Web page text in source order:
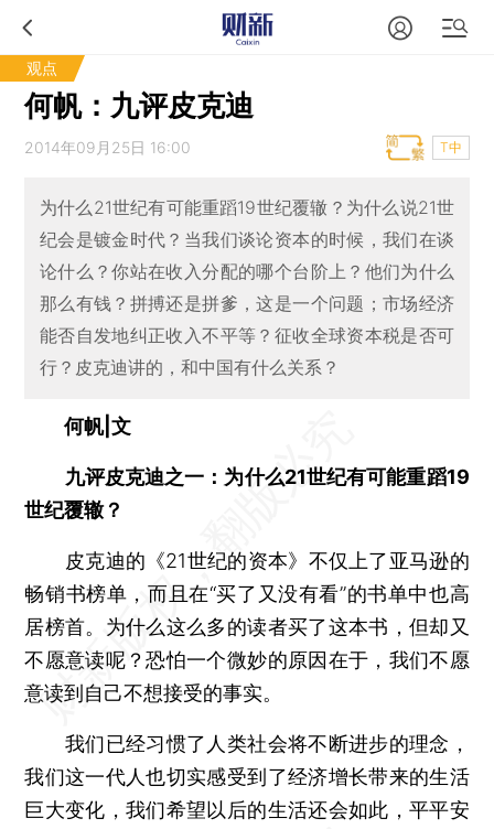
观点
何帆：九评皮克迪
2014年09月25日 16:00 T中
为什么21世纪有可能重蹈19世纪覆辙？为什么说21世
纪会是镀金时代？当我们谈论资本的时候，我们在谈
论什么？你站在收入分配的哪个台阶上？他们为什么
那么有钱？拼搏还是拼爹，这是一个问题；市场经济
能否自发地纠正收入不平等？征收全球资本税是否可
行？皮克迪讲的，和中国有什么关系？
何帆|文
九评皮克迪之一：为什么21世纪有可能重蹈19
世纪覆辙？
皮克迪的《21世纪的资本》不仅上了亚马逊的
畅销书榜单，而且在“买了又没有看”的书单中也高
居榜首。为什么这么多的读者买了这本书，但却又
不愿意读呢？恐怕一个微妙的原因在于，我们不愿
意读到自己不想接受的事实。
我们已经习惯了人类社会将不断进步的理念，
我们这一代人也切实感受到了经济增长带来的生活
巨大变化，我们希望以后的生活还会如此，平平安